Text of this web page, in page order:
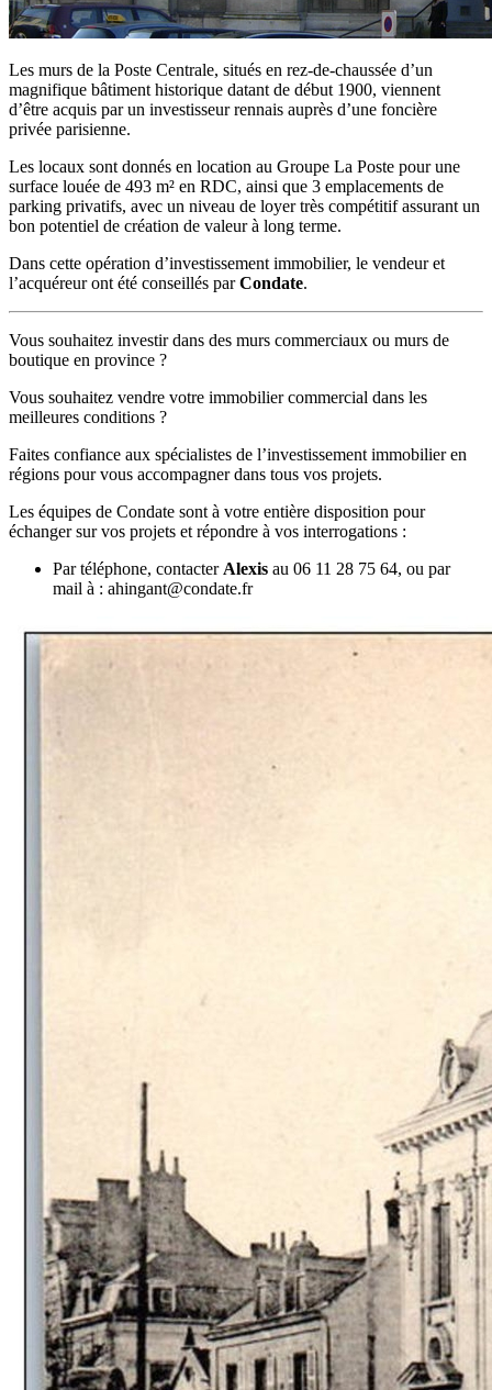
Les murs de la Poste Centrale, situés en rez-de-chaussée d’un
magnifique bâtiment historique datant de début 1900, viennent
d’être acquis par un investisseur rennais auprès d’une foncière
privée parisienne.
Les locaux sont donnés en location au Groupe La Poste pour une
surface louée de 493 m² en RDC, ainsi que 3 emplacements de
parking privatifs, avec un niveau de loyer très compétitif assurant un
bon potentiel de création de valeur à long terme.
Dans cette opération d’investissement immobilier, le vendeur et
l’acquéreur ont été conseillés parCondate.
Vous souhaitez investir dans des murs commerciaux ou murs de
boutique en province ?
Vous souhaitez vendre votre immobilier commercial dans les
meilleures conditions ?
Faites confiance aux spécialistes de l’investissement immobilier en
régions pour vous accompagner dans tous vos projets.
Les équipes de Condate sont à votre entière disposition pour
échanger sur vos projets et répondre à vos interrogations :
Par téléphone, contacter Alexis au 06 11 28 75 64, ou par
mail à : ahingant@condate.fr